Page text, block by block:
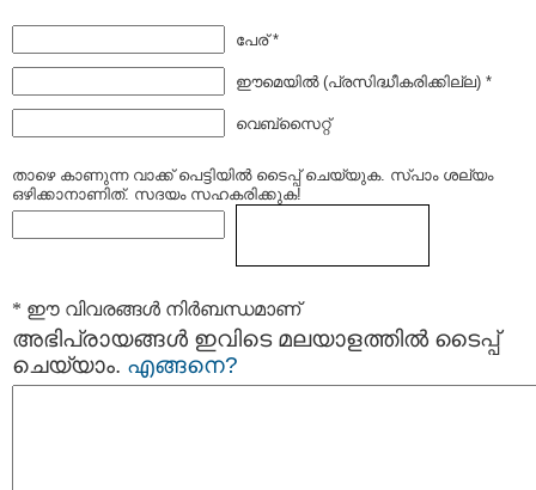
പേര് *
ഈമെയില്‍ (പ്രസിദ്ധീകരിക്കില്ല) *
വെബ്സൈറ്റ്
താഴെ കാണുന്ന വാക്ക് പെട്ടിയില്‍ ടൈപ്പ്‌ ചെയ്യുക. സ്പാം ശല്യം
ഒഴിക്കാനാണിത്. സദയം സഹകരിക്കുക!
* ഈ വിവരങ്ങള്‍ നിര്‍ബന്ധമാണ്
അഭിപ്രായങ്ങള്‍ ഇവിടെ മലയാളത്തില്‍ ടൈപ്പ്
ചെയ്യാം. എങ്ങനെ?